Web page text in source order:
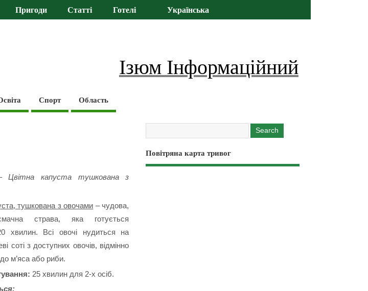
Пригоди Статті Готелі Українська
Ізюм Інформаційний
Спорт Область
капуста тушкована з
тушкована з овочами – чудова,
страва, яка готується
хвилин. Всі овочі нудиться на
соті з доступних овочів, відмінно
до м’яса або риби.
25 хвилин для 2-х осіб.
Повітряна карта тривог